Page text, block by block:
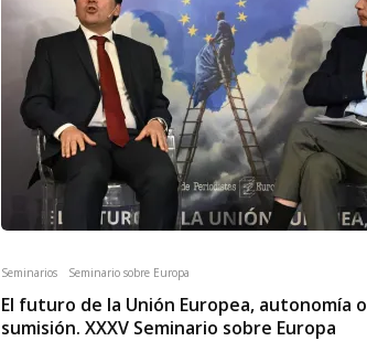
Seminarios Seminario sobre Europa
El futuro de la Unión Europea, autonomía o
sumisión. XXXV Seminario sobre Europa